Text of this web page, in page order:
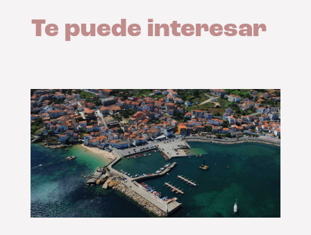
Te puede interesar